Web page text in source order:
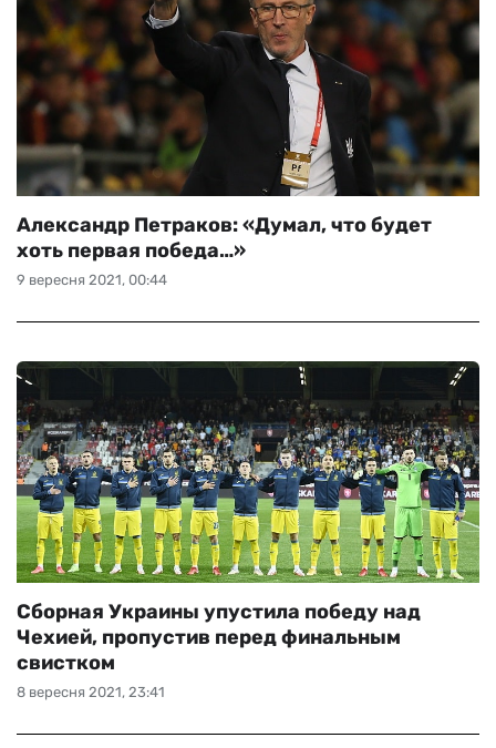
9 вересня 2021, 00:44
Александр Петраков: «Думал, что будет
хоть первая победа…»
8 вересня 2021, 23:41
Сборная Украины упустила победу над
Чехией, пропустив перед финальным
свистком